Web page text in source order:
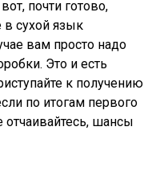
почти готово,
в сухой язык
вам просто надо
Это и есть
к получению
по итогам первого
отчаивайтесь, шансы